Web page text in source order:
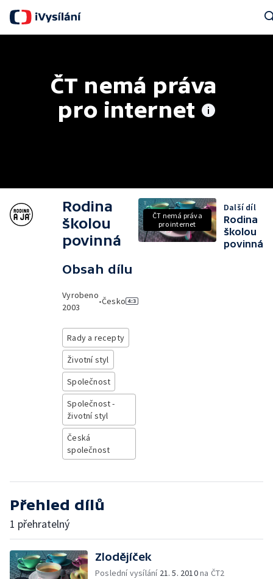
ČT nemá práva
pro internet
Rodina
školou
povinná
Obsah dílu
Vyrobeno
2003
•Česko
Rady a recepty
Životní styl
Společnost
Společnost -
životní styl
Česká
společnost
ČT nemá práva
pro internet
Další díl
Rodina
školou
povinná
Přehled dílů
1 přehratelný
Zlodějíček
Poslední vysílání 21. 5. 2010na ČT2